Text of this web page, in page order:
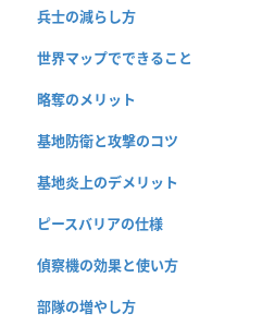
兵士の減らし方
世界マップでできること
略奪のメリット
基地防衛と攻撃のコツ
基地炎上のデメリット
ピースバリアの仕様
偵察機の効果と使い方
部隊の増やし方